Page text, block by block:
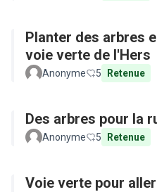
Planter des arbres
voie verte de l'Hers
Anonyme 5 Retenue
Des arbres pour la
Anonyme 5 Retenue
Voie verte pour